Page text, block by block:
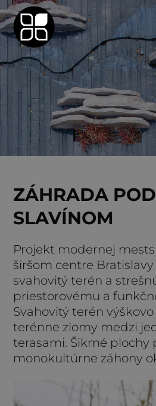
ZÁHRADA POD
SLAVÍNOM
Projekt modernej
širšom centre Bratislavy
svahovitý terén a
priestorovému a
Svahovitý terén
terénne zlomy medzi
terasami. Šikmé plochy
monokultúrne záhony